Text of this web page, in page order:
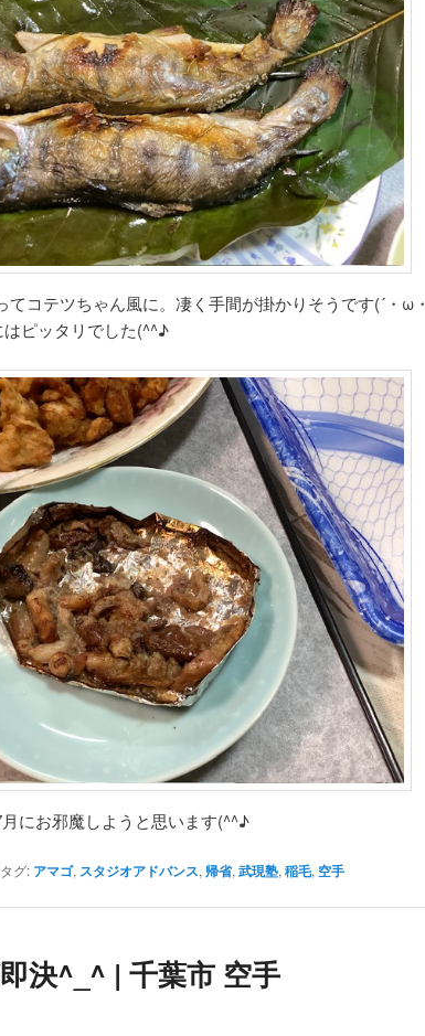
コテツちゃん風に。凄く手間が掛かりそうです(´・ω・
ピッタリでした(^^♪
にお邪魔しようと思います(^^♪
タグ: アマゴ, スタジオアドバンス, 帰省, 武現塾, 稲毛, 空手
決^_^ | 千葉市 空手